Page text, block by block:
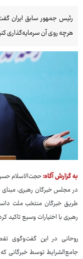
رئیس جمهور سابق ایران
هرچه روی آن سرمایه‌گذاری
به گزارش آگاه:حجت‌الاسلام‌
در مجلس خبرگان رهبری، مبنای
طریق خبرگان منتخب ملت
رهبری با اختیارات وسیع تاکید
روحانی در این گفت‌وگوی
جامع‌الشرایط توسط خبرگانی